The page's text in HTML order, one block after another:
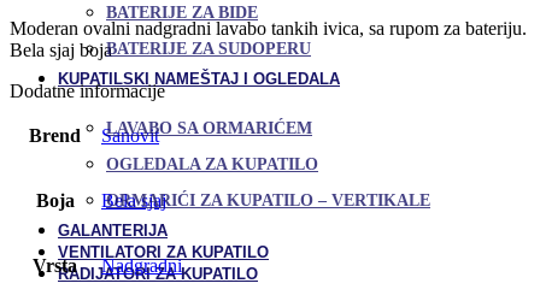
BATERIJE ZA BIDE
BATERIJE ZA SUDOPERU
KUPATILSKI NAMEŠTAJ I OGLEDALA
LAVABO SA ORMARIĆEM
OGLEDALA ZA KUPATILO
ORMARIĆI ZA KUPATILO – VERTIKALE
GALANTERIJA
VENTILATORI ZA KUPATILO
RADIJATORI ZA KUPATILO
Moderan ovalni nadgradni lavabo tankih ivica, sa rupom za bateriju.
Bela sjaj boja
Dodatne informacije
Brend Sanovit
Boja Bela sjaj
Vrsta Nadgradni